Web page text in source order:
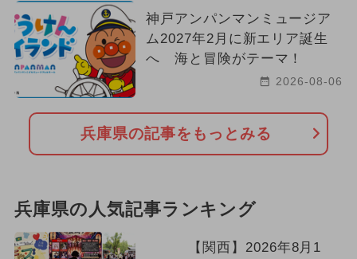
神戸アンパンマンミュージア
ム2027年2月に新エリア誕生
へ 海と冒険がテーマ！
2026-08-06
兵庫県の記事をもっとみる
兵庫県の人気記事ランキング
【関西】2026年8月1